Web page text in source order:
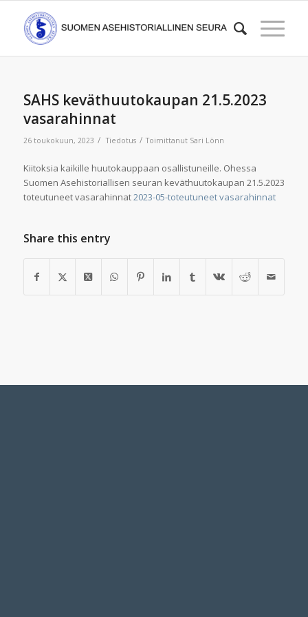
SAHS keväthuutokaupan 21.5.2023
vasarahinnat
26 toukokuun, 2023 / Tiedotus / Toimittanut Sari Lönn
Kiitoksia kaikille huutokauppaan osallistuneille. Ohessa
Suomen Asehistoriallisen seuran keväthuutokaupan 21.5.2023
toteutuneet vasarahinnat2023-05-toteutuneet vasarahinnat
Share this entry